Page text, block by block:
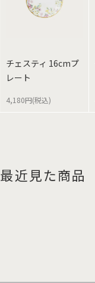
チェスティ 16cmプ
レート
4,180円(税込)
最近見た商品